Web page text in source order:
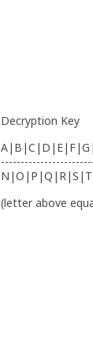
Decryption Key
(letter above